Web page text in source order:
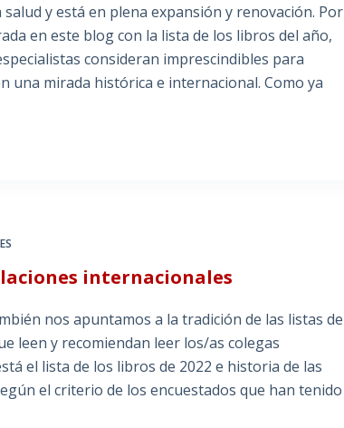
y está en plena expansión y renovación. Por
en este blog con la lista de los libros del año,
consideran imprescindibles para
una mirada histórica e internacional. Como ya
internacionales
nos apuntamos a la tradición de las listas de
leen y recomiendan leer los/as colegas
el lista de los libros de 2022 e historia de las
el criterio de los encuestados que han tenido